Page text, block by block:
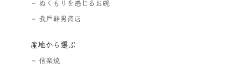
ぬくもりを感じるお碗
我戸幹男商店
産地から選ぶ
信楽焼